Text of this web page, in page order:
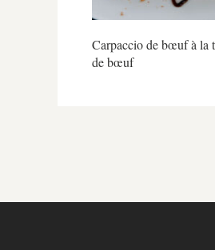
Carpaccio de bœuf à la
de bœuf